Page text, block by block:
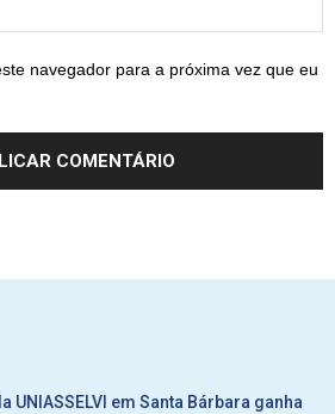
navegador para a próxima vez que eu
UNIASSELVI em Santa Bárbara ganha